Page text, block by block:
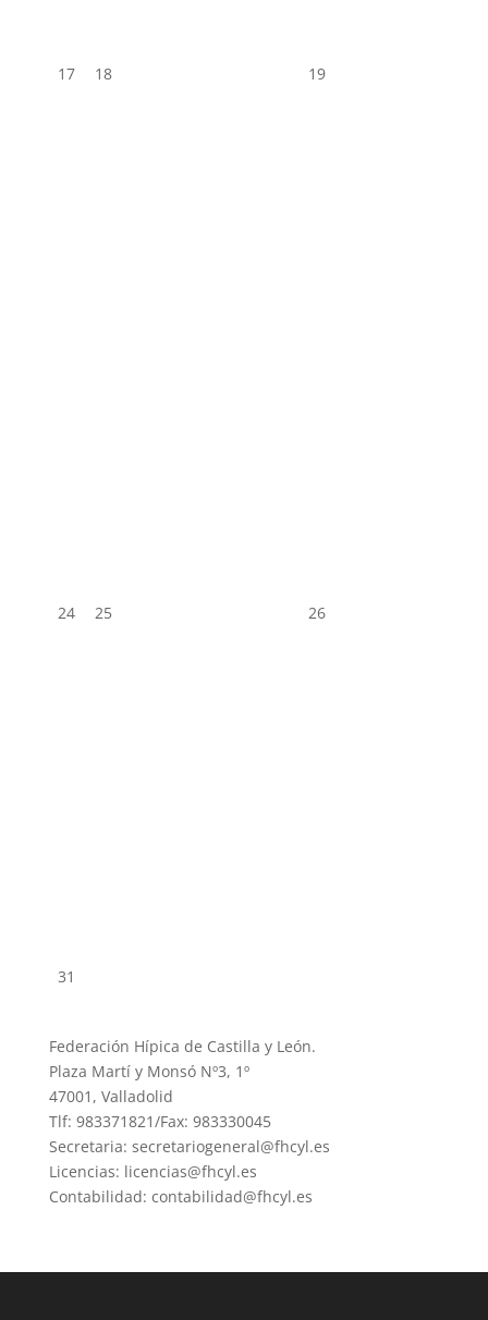
17 18 19
24 25 26
31
Federación Hípica de Castilla y León.
Plaza Martí y Monsó Nº3, 1º
47001, Valladolid
Tlf: 983371821/Fax: 983330045
Secretaria: secretariogeneral@fhcyl.es
Licencias: licencias@fhcyl.es
Contabilidad: contabilidad@fhcyl.es